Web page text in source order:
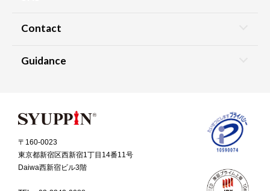
〒160-0023
東京都新宿区西新宿1丁目14番11号
Daiwa西新宿ビル3階
Contact
Guidance